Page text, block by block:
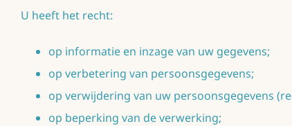
U heeft het recht:
op informatie en inzage van uw gegevens;
op verbetering van persoonsgegevens;
op verwijdering van uw persoonsgegevens
op beperking van de verwerking;